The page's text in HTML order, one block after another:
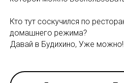
Кто тут соскучился по
домашнего режима?
Давай в Будихино, Уже можно!